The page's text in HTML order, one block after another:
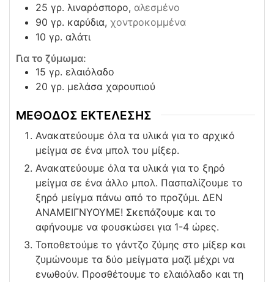
25 γρ. λιναρόσπορο, αλεσμένο
90 γρ. καρύδια, χοντροκομμένα
10 γρ. αλάτι
Για το ζύμωμα:
15 γρ. ελαιόλαδο
20 γρ. μελάσα χαρουπιού
ΜΕΘΟΔΟΣ ΕΚΤΕΛΕΣΗΣ
Ανακατεύουμε όλα τα υλικά για το αρχικό
μείγμα σε ένα μπολ του μίξερ.
Ανακατεύουμε όλα τα υλικά για το ξηρό
μείγμα σε ένα άλλο μπολ. Πασπαλίζουμε το
ξηρό μείγμα πάνω από το προζύμι. ΔΕΝ
ΑΝΑΜΕΙΓΝΥΟΥΜΕ! Σκεπάζουμε και το
αφήνουμε να φουσκώσει για 1-4 ώρες.
Τοποθετούμε το γάντζο ζύμης στο μίξερ και
ζυμώνουμε τα δύο μείγματα μαζί μέχρι να
ενωθούν. Προσθέτουμε το ελαιόλαδο και τη